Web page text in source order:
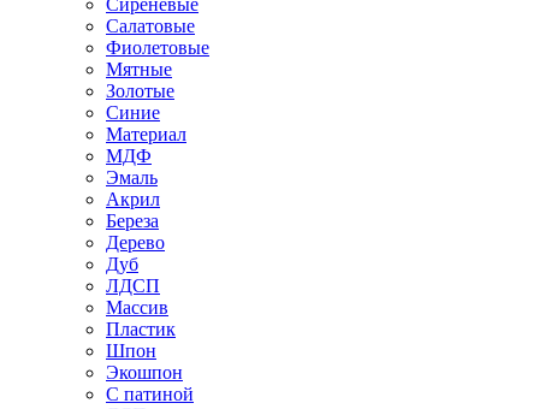
Сиреневые
Салатовые
Фиолетовые
Мятные
Золотые
Синие
Материал
МДФ
Эмаль
Акрил
Береза
Дерево
Дуб
ЛДСП
Массив
Пластик
Шпон
Экошпон
С патиной